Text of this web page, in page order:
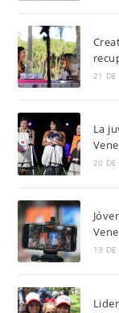
21
La
20 DE
19